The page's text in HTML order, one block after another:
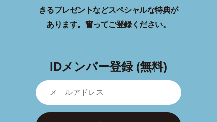
きるプレゼントなどスペシャルな特典が
あります。 奮ってご登録ください。
IDメンバー登録 (無料)